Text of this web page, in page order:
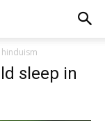
sleep in